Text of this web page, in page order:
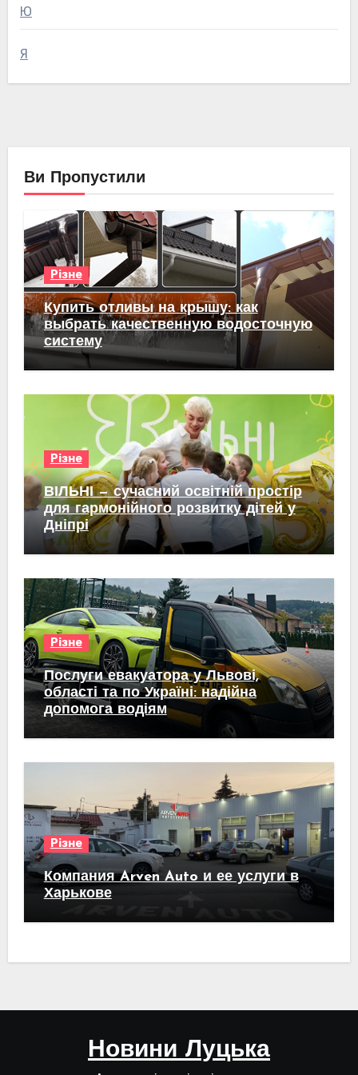
Ю
Я
Ви Пропустили
Різне
Купить отливы на крышу: как
выбрать качественную водосточную
систему
Різне
ВІЛЬНІ — сучасний освітній простір
для гармонійного розвитку дітей у
Дніпрі
Різне
Послуги евакуатора у Львові,
області та по Україні: надійна
допомога водіям
Різне
Компания Arven Auto и ее услуги в
Харькове
Новини Луцька